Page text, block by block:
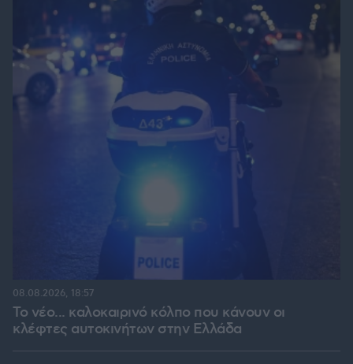
Το νέο... καλοκαιρινό κόλπο που κάνουν οι
κλέφτες αυτοκινήτων στην Ελλάδα
08.08.2026, 18:57